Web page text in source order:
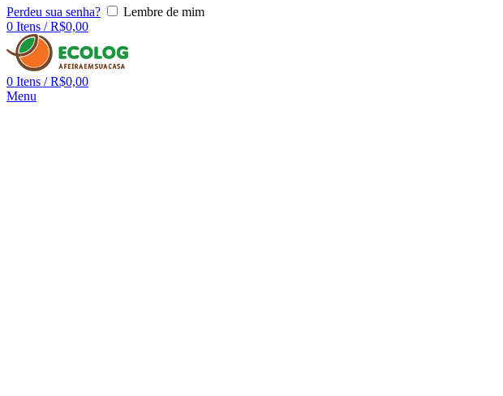
Perdeu sua senha?
Lembre de mim
0 Itens / R$0,00
0 Itens / R$0,00
Menu